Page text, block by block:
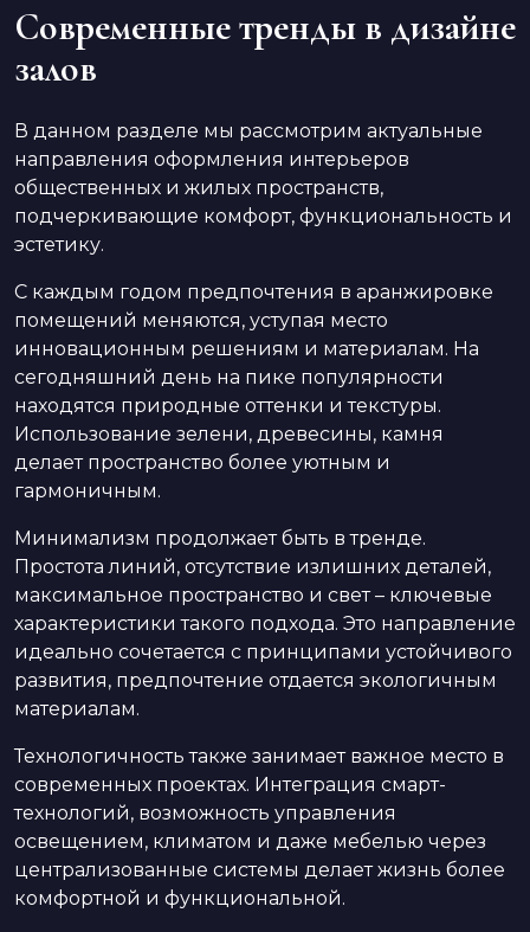
Современные тренды в дизайне
залов
В данном разделе мы рассмотрим актуальные
направления оформления интерьеров
общественных и жилых пространств,
подчеркивающие комфорт, функциональность и
эстетику.
С каждым годом предпочтения в аранжировке
помещений меняются, уступая место
инновационным решениям и материалам. На
сегодняшний день на пике популярности
находятся природные оттенки и текстуры.
Использование зелени, древесины, камня
делает пространство более уютным и
гармоничным.
Минимализм продолжает быть в тренде.
Простота линий, отсутствие излишних деталей,
максимальное пространство и свет – ключевые
характеристики такого подхода. Это направление
идеально сочетается с принципами устойчивого
развития, предпочтение отдается экологичным
материалам.
Технологичность также занимает важное место в
современных проектах. Интеграция смарт-
технологий, возможность управления
освещением, климатом и даже мебелью через
централизованные системы делает жизнь более
комфортной и функциональной.